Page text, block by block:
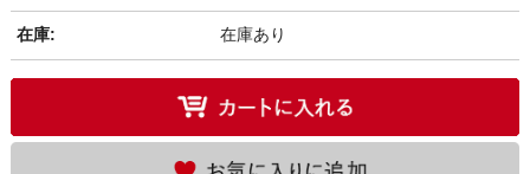
在庫: 在庫あり